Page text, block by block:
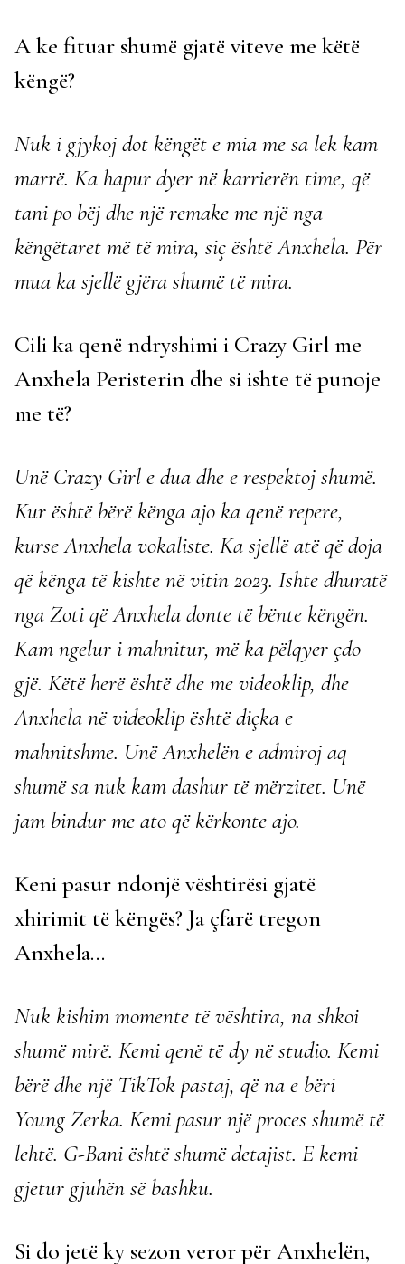
A ke fituar shumë gjatë viteve me këtë
këngë?
Nuk i gjykoj dot këngët e mia me sa lek kam
marrë. Ka hapur dyer në karrierën time, që
tani po bëj dhe një remake me një nga
këngëtaret më të mira, siç është Anxhela. Për
mua ka sjellë gjëra shumë të mira.
Cili ka qenë ndryshimi i Crazy Girl me
Anxhela Peristerin dhe si ishte të punoje
me të?
Unë Crazy Girl e dua dhe e respektoj shumë.
Kur është bërë kënga ajo ka qenë repere,
kurse Anxhela vokaliste. Ka sjellë atë që doja
që kënga të kishte në vitin 2023. Ishte dhuratë
nga Zoti që Anxhela donte të bënte këngën.
Kam ngelur i mahnitur, më ka pëlqyer çdo
gjë. Këtë herë është dhe me videoklip, dhe
Anxhela në videoklip është diçka e
mahnitshme. Unë Anxhelën e admiroj aq
shumë sa nuk kam dashur të mërzitet. Unë
jam bindur me ato që kërkonte ajo.
Keni pasur ndonjë vështirësi gjatë
xhirimit të këngës? Ja çfarë tregon
Anxhela…
Nuk kishim momente të vështira, na shkoi
shumë mirë. Kemi qenë të dy në studio. Kemi
bërë dhe një TikTok pastaj, që na e bëri
Young Zerka. Kemi pasur një proces shumë të
lehtë. G-Bani është shumë detajist. E kemi
gjetur gjuhën së bashku.
Si do jetë ky sezon veror për Anxhelën,